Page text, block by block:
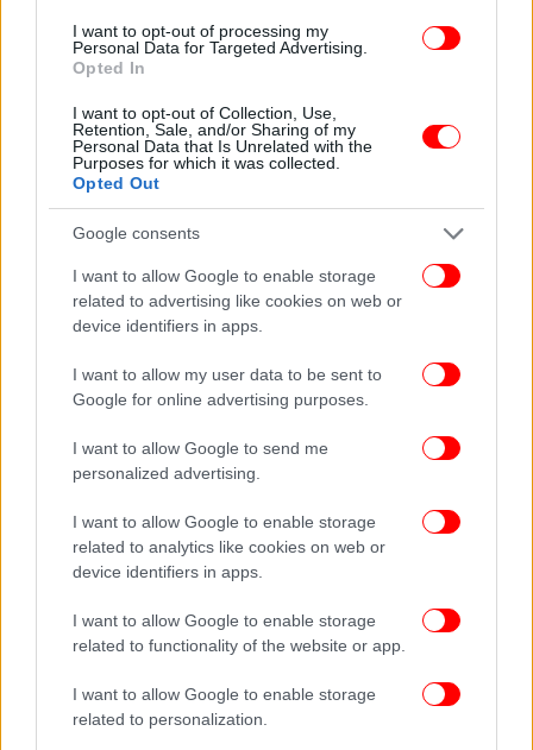
I want to opt-out of processing my
Personal Data for Targeted Advertising.
Opted In
I want to opt-out of Collection, Use,
Retention, Sale, and/or Sharing of my
Personal Data that Is Unrelated with the
Purposes for which it was collected.
Opted Out
Google consents
I want to allow Google to enable storage
related to advertising like cookies on web or
device identifiers in apps.
I want to allow my user data to be sent to
Google for online advertising purposes.
I want to allow Google to send me
personalized advertising.
I want to allow Google to enable storage
related to analytics like cookies on web or
device identifiers in apps.
I want to allow Google to enable storage
related to functionality of the website or app.
I want to allow Google to enable storage
related to personalization.